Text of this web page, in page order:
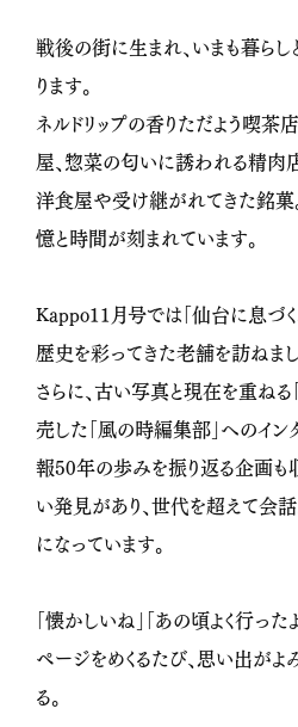
戦後の街に生まれ、いまも暮ら
ります。
ネルドリップの香りただよう喫
屋、惣菜の匂いに誘われる精肉
洋食屋や受け継がれてきた銘菓
憶と時間が刻まれています。
Kappo11月号では「仙台に息づく
歴史を彩ってきた老舗を訪ねまし
さらに、古い写真と現在を重ねる
売した「風の時編集部」へのイン
報50年の歩みを振り返る企画も
い発見があり、世代を超えて
になっています。
「懐かしいね」「あの頃よく行った
ページをめくるたび、思い出がよ
る。